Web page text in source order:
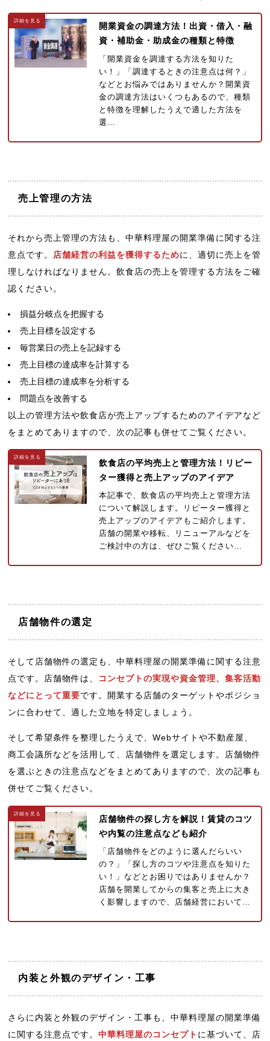
開業資金の調達方法！出資・借入・融
資・補助金・助成金の種類と特徴
「開業資金を調達する方法を知りた
い！」「調達するときの注意点は何？」
などとお悩みではありませんか？開業資
金の調達方法はいくつもあるので、種類
と特徴を理解したうえで適した方法を
選…
売上管理の方法
それから売上管理の方法も、中華料理屋の開業準備に関する注
意点です。 店舗経営の利益を獲得するために、適切に売上を管
理しなければなりません。飲食店の売上を管理する方法をご確
認ください。
損益分岐点を把握する
売上目標を設定する
毎営業日の売上を記録する
売上目標の達成率を計算する
売上目標の達成率を分析する
問題点を改善する
以上の管理方法や飲食店が売上アップするためのアイデアなど
をまとめてありますので、次の記事も併せてご覧ください。
飲食店の平均売上と管理方法！リピー
ター獲得と売上アップのアイデア
本記事で、飲食店の平均売上と管理方法
について解説します。リピーター獲得と
売上アップのアイデアもご紹介します。
店舗の開業や移転、リニューアルなどを
ご検討中の方は、ぜひご覧ください…
店舗物件の選定
そして店舗物件の選定も、中華料理屋の開業準備に関する注意
点です。店舗物件は、 コンセプトの実現や資金管理、集客活動
などにとって重要です。開業する店舗のターゲットやポジショ
ンに合わせて、適した立地を特定しましょう。
そして希望条件を整理したうえで、Webサイトや不動産屋、
商工会議所などを活用して、店舗物件を選定します。店舗物件
を選ぶときの注意点などをまとめてありますので、次の記事も
併せてご覧ください。
店舗物件の探し方を解説！賃貸のコツ
や内覧の注意点なども紹介
「店舗物件をどのように選んだらいい
の？」「探し方のコツや注意点を知りた
い！」などとお困りではありませんか？
店舗を開業してからの集客と売上に大き
く影響しますので、店舗経営において…
内装と外観のデザイン・工事
さらに内装と外観のデザイン・工事も、中華料理屋の開業準備
に関する注意点です。中華料理屋のコンセプト に基づいて、店